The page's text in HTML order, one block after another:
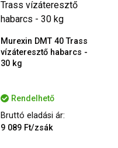
Murexin DMT 40 Trass
vízáteresztő habarcs -
30 kg
Rendelhető
Bruttó eladási ár:
9 089 Ft/zsák